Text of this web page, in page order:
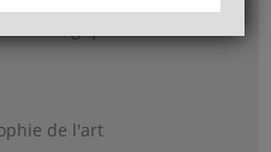
de l'art